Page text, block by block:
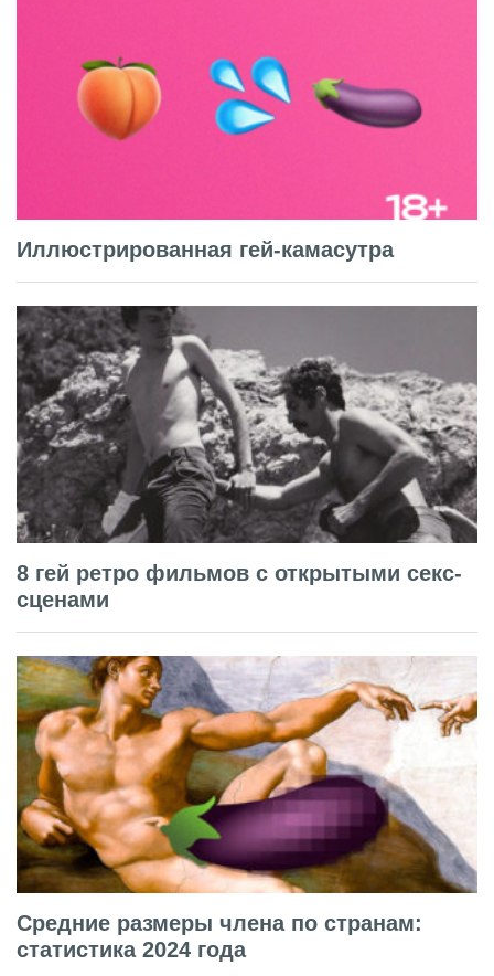
Иллюстрированная гей-камасутра
8 гей ретро фильмов с открытыми секс-
сценами
Средние размеры члена по странам:
статистика 2024 года